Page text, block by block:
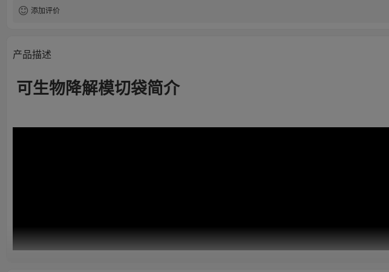
添加评价
产品描述
可生物降解模切袋简介